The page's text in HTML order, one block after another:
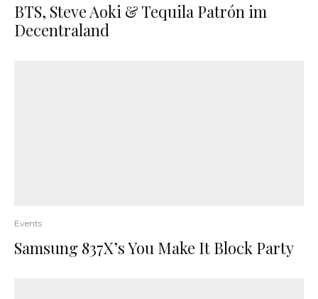
BTS, Steve Aoki & Tequila Patrón im
Decentraland
Events
Samsung 837X’s You Make It Block Party